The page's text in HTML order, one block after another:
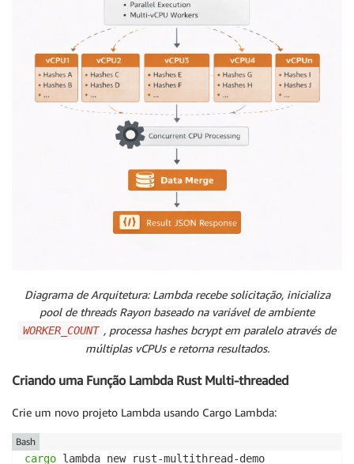
Diagrama de Arquitetura: Lambda recebe solicitação, inicializa
pool de threads Rayon baseado na variável de ambiente
WORKER_COUNT , processa hashes bcrypt em paralelo através de
múltiplas vCPUs e retorna resultados.
Criando uma Função Lambda Rust Multi-threaded
Crie um novo projeto Lambda usando Cargo Lambda:
cargo
Bash